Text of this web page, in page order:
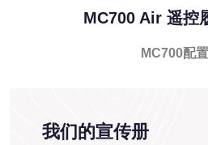
MC700 Air 遥控
MC700配
我们的宣传册